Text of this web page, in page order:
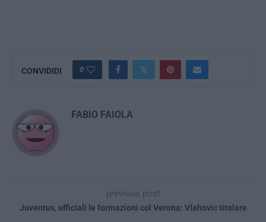
CONVIDIDI 0
FABIO FAIOLA
previous post
Juventus, ufficiali le formazioni col Verona: Vlahovic titolare